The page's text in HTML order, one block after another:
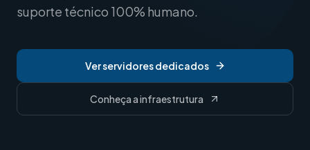
suporte técnico 100% humano.
Ver servidores dedicados
Conheça a infraestrutura